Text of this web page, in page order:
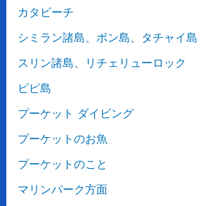
カタビーチ
シミラン諸島、ボン島、タチャイ島
スリン諸島、リチェリューロック
ピピ島
プーケット ダイビング
プーケットのお魚
プーケットのこと
マリンパーク方面